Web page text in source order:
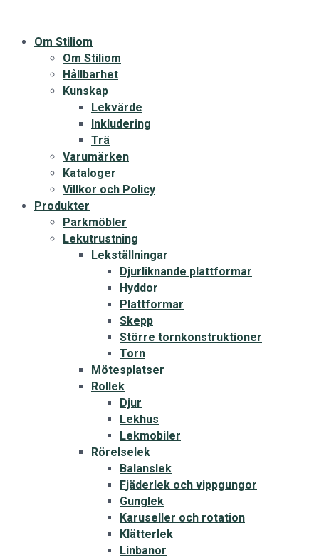
Om Stiliom
Om Stiliom
Hållbarhet
Kunskap
Lekvärde
Inkludering
Trä
Varumärken
Kataloger
Villkor och Policy
Produkter
Parkmöbler
Lekutrustning
Lekställningar
Djurliknande plattformar
Hyddor
Plattformar
Skepp
Större tornkonstruktioner
Torn
Mötesplatser
Rollek
Djur
Lekhus
Lekmobiler
Rörelselek
Balanslek
Fjäderlek och vippgungor
Gunglek
Karuseller och rotation
Klätterlek
Linbanor